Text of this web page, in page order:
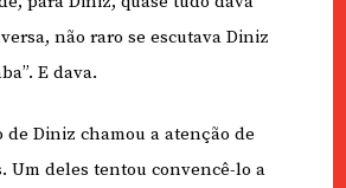
não raro se escutava Diniz
E dava.
de Diniz chamou a atenção de
Um deles tentou convencê-lo a